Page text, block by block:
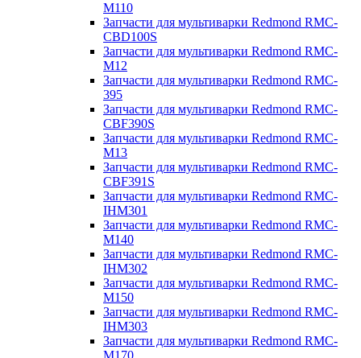
M110
Запчасти для мультиварки Redmond RMC-
CBD100S
Запчасти для мультиварки Redmond RMC-
M12
Запчасти для мультиварки Redmond RMC-
395
Запчасти для мультиварки Redmond RMC-
CBF390S
Запчасти для мультиварки Redmond RMC-
M13
Запчасти для мультиварки Redmond RMC-
CBF391S
Запчасти для мультиварки Redmond RMC-
IHM301
Запчасти для мультиварки Redmond RMC-
M140
Запчасти для мультиварки Redmond RMC-
IHM302
Запчасти для мультиварки Redmond RMC-
M150
Запчасти для мультиварки Redmond RMC-
IHM303
Запчасти для мультиварки Redmond RMC-
M170